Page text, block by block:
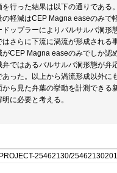
を行った結果は以下の通りである
の軽減はCEP Magna easeのみで
ドップラーによりバルサルバ洞形
はさらに下流に渦流が形成され
がCEP Magna easeのみでしか認
弁ではあるバルサルバ洞形態が弁
あった。以上から渦流形成以外に
から見た弁葉の挙動を計測できる
明に必要と考える。